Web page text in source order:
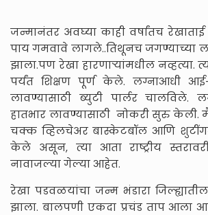
जन्मानंतर अवघ्या काही वर्षांतच
पाय गमवावे लागले..तिथूनच जगण्याच्या
झाला.पण रेखा हारणाऱ्यांमधील नव्हत्या.
पर्यंत शिक्षण पूर्ण केले. लग्नाआधी आई-
लावण्यासाठी ब्युटी पार्लर चालविले.
हातभार लावण्यासाठी नोकरी सुरु केली.
चक्क व्हिलचेअर बास्केटबॉल आणि
केले असून, त्या आता राष्ट्रीय
नावाजल्या गेल्या आहेत.
रेखा पडवळयांचा जन्म भंडारा
झाला. बालपणी एकदा प्रचंड ताप आला